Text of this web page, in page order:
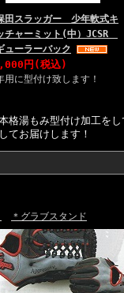
田スラッガー 少年軟式キ
チャーミット(中）JCSR
ューラーバック
円(税込)
用に型付け致します！
格湯もみ型付け加工を
てお届けします！
＊グラブスタンド